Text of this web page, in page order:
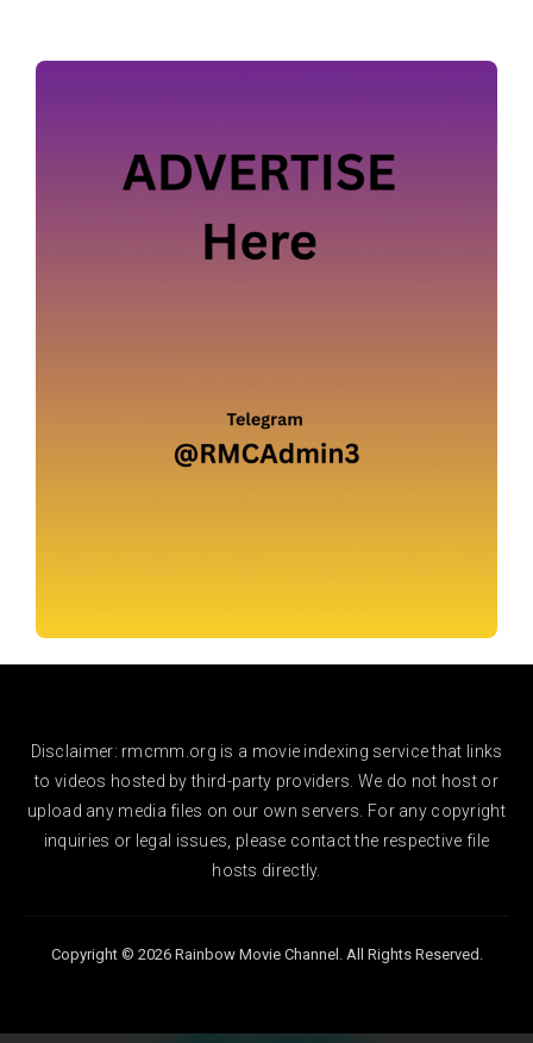
Disclaimer: rmcmm.org is a movie indexing service that links
to videos hosted by third-party providers. We do not host or
upload any media files on our own servers. For any copyright
inquiries or legal issues, please contact the respective file
hosts directly.
Copyright © 2026 Rainbow Movie Channel. All Rights Reserved.